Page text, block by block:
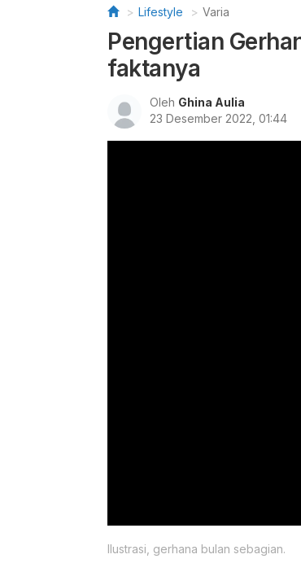
Lifestyle Varia
Pengertian
faktanya
Oleh Ghina Aulia
23 Desember 2022, 01:44
Ilustrasi, gerhana bulan sebagian.